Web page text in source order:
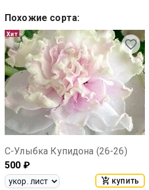
Похожие сорта:
Хит
С-Улыбка Купидона (26-26)
500 ₽
купить